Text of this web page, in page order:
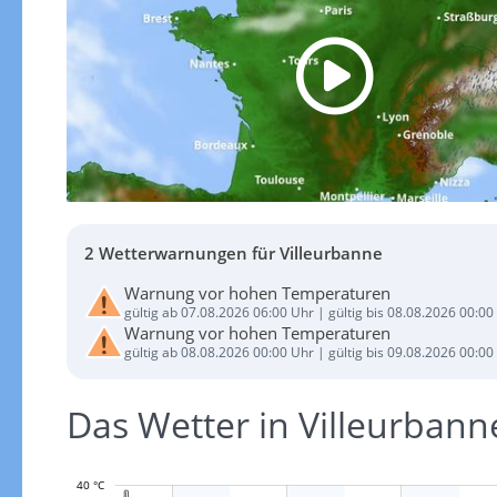
2 Wetterwarnungen für Villeurbanne
Warnung vor hohen Temperaturen
gültig ab 07.08.2026 06:00 Uhr | gültig bis 08.08.2026 00:00
Warnung vor hohen Temperaturen
gültig ab 08.08.2026 00:00 Uhr | gültig bis 09.08.2026 00:00
Das Wetter in
40 °C